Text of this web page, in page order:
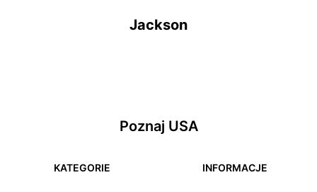
Jackson
Poznaj USA
KATEGORIE INFORMACJE